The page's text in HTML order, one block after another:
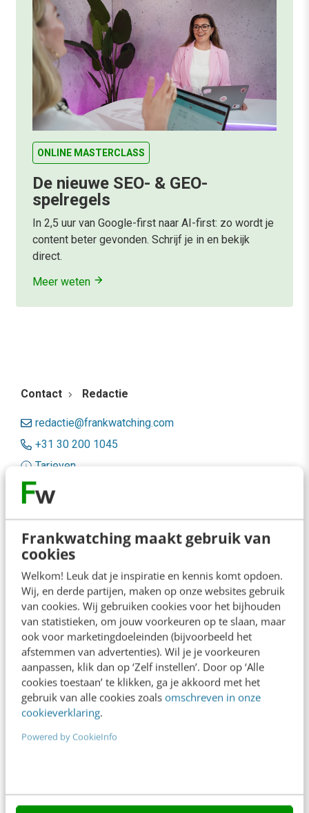
Frankwatching maakt gebruik van
cookies
Welkom! Leuk dat je inspiratie en kennis komt opdoen.
Wij, en derde partijen, maken op onze websites gebruik
van cookies. Wij gebruiken cookies voor het bijhouden
van statistieken, om jouw voorkeuren op te slaan, maar
ook voor marketingdoeleinden (bijvoorbeeld het
afstemmen van advertenties). Wil je je voorkeuren
aanpassen, klik dan op ‘Zelf instellen’. Door op ‘Alle
cookies toestaan’ te klikken, ga je akkoord met het
gebruik van alle cookies zoals omschreven in onze
cookieverklaring.
Powered by CookieInfo
ONLINE MASTERCLASS
De nieuwe SEO- & GEO-
spelregels
In 2,5 uur van Google-first naar AI-first: zo wordt je
content beter gevonden. Schrijf je in en bekijk
direct.
Meer weten
Contact Redactie
redactie@frankwatching.com
+31 30 200 1045
Tarieven
Meer contactopties
Frankwatching
Adverteren
Contact
Nieuwsbrieven
Over ons
Ons team
Werken bij
Whitepapers
Content & Communicatie